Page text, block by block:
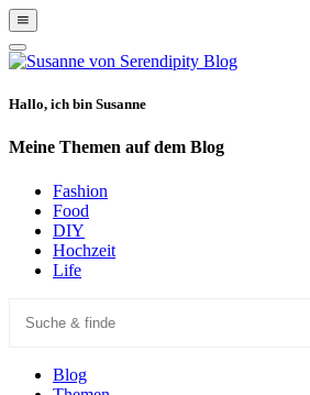
Show
Offscreen
Content
Hide
Offscreen
Hallo, ich bin Susanne
Meine Themen auf dem Blog
Fashion
Food
DIY
Hochzeit
Life
Blog